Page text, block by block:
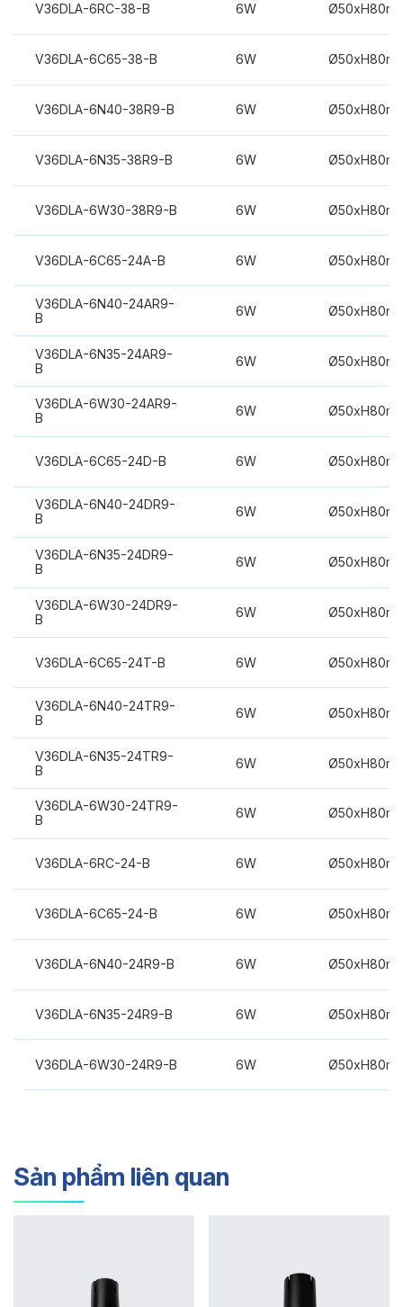
V36DLA-6RC-38-B 6W
V36DLA-6C65-38-B 6W
V36DLA-6N40-38R9-B 6W
V36DLA-6N35-38R9-B 6W
V36DLA-6W30-38R9-B 6W
V36DLA-6C65-24A-B 6W
V36DLA-6N40-24AR9-
B
6W
V36DLA-6N35-24AR9-
B
6W
V36DLA-6W30-24AR9-
B
6W
V36DLA-6C65-24D-B 6W
V36DLA-6N40-24DR9-
B
6W
V36DLA-6N35-24DR9-
B
6W
V36DLA-6W30-24DR9-
B
6W
V36DLA-6C65-24T-B 6W
V36DLA-6N40-24TR9-
B
6W
V36DLA-6N35-24TR9-
B
6W
V36DLA-6W30-24TR9-
B
6W
V36DLA-6RC-24-B 6W
V36DLA-6C65-24-B 6W
V36DLA-6N40-24R9-B 6W
V36DLA-6N35-24R9-B 6W
V36DLA-6W30-24R9-B 6W
Sản phẩm liên quan